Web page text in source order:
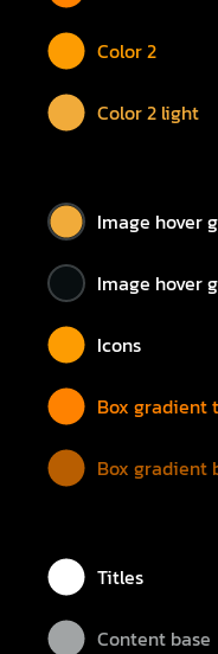
Color 2
Color 2 light
Image hover
Image hover
Icons
Box gradient
Box gradient
Titles
Content base